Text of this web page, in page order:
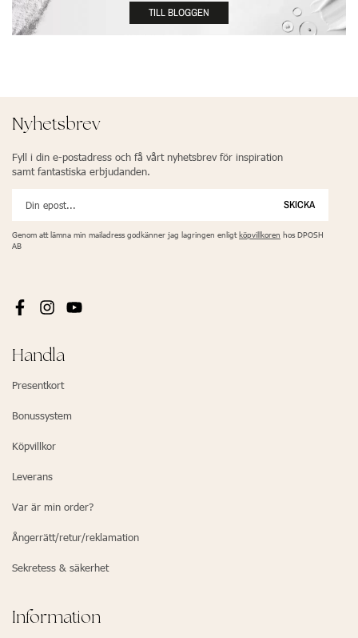
TILL BLOGGEN
Nyhetsbrev
Fyll i din e-postadress och få vårt nyhetsbrev för inspiration
samt fantastiska erbjudanden.
SKICKA
Genom att lämna min mailadress godkänner jag lagringen enligt köpvillkoren hos DPOSH
AB
Handla
Presentkort
Bonussystem
Köpvillkor
Leverans
Var är min order?
Ångerrätt/retur/reklamation
Sekretess & säkerhet
Information